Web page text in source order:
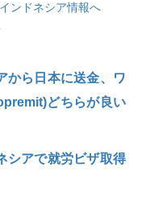
から日本に送金、ワ
どちらが良い
シアで就労ビザ取得